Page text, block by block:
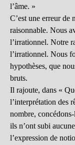
l’âme. »
C’est une erreur de
raisonnable. Nous
l’irrationnel. Notre
l’irrationnel. Nous
hypothèses, que
bruts.
Il rajoute, dans «
l’interprétation des
nombre,
ils n’ont subi
l’expression de